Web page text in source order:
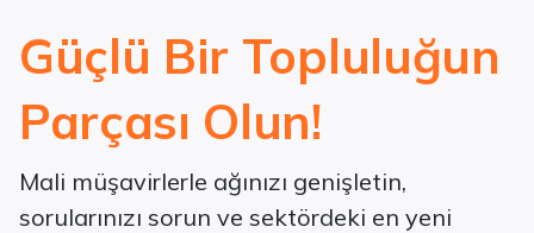
Güçlü Bir Topluluğun
Parçası Olun!
Mali müşavirlerle ağınızı genişletin,
sorularınızı sorun ve sektördeki en yeni